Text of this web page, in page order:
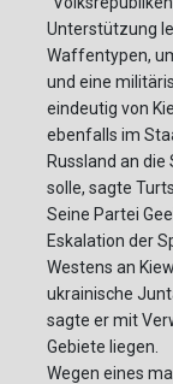
Unterstützung
Waffentypen,
und eine
eindeutig von
ebenfalls im
Russland an
solle, sagte
Seine Partei
Eskalation der
Westens an
ukrainische
sagte er mit
Gebiete liegen.
Wegen eines